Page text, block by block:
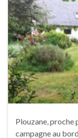
Plouzane, proche
campagne au